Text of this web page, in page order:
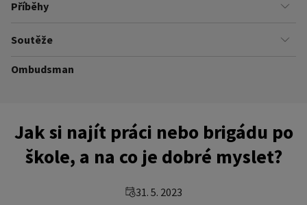
Ze života do života
Příběhy
Našich zákazníků
Soutěže
Aktuální a ukončené soutěže
Ombudsman
Jak si najít práci nebo brigádu po
škole, a na co je dobré myslet?
31. 5. 2023